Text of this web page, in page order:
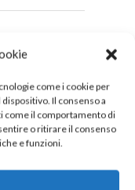
come i cookie per
Il consenso a
come il comportamento di
o ritirare il consenso
e funzioni.